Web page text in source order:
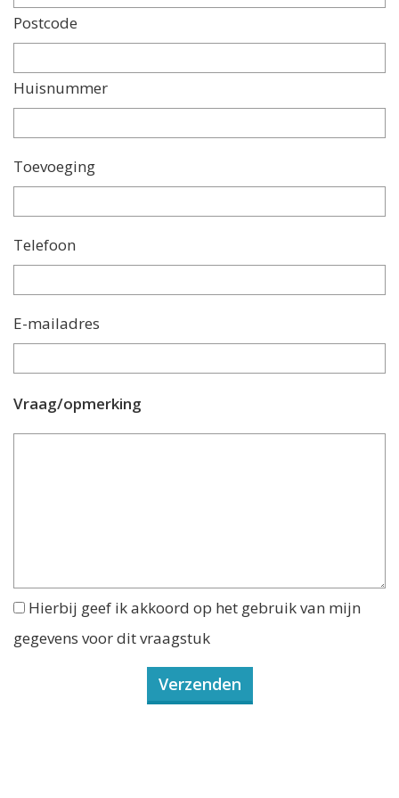
Postcode
Huisnummer
Toevoeging
Telefoon
E-mailadres
Vraag/opmerking
Hierbij geef ik akkoord op het gebruik van mijn
gegevens voor dit vraagstuk